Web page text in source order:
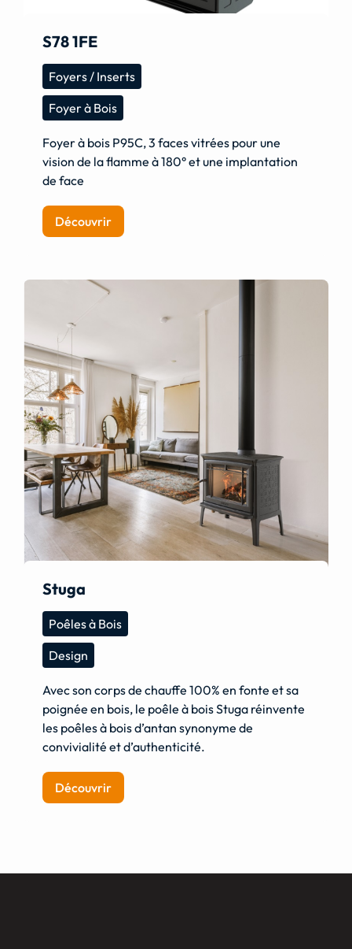
S78 1FE
Foyers / Inserts
Foyer à Bois
Foyer à bois P95C, 3 faces vitrées pour une
vision de la flamme à 180° et une implantation
de face
Découvrir
Stuga
Poêles à Bois
Design
Avec son corps de chauffe 100% en fonte et sa
poignée en bois, le poêle à bois Stuga réinvente
les poêles à bois d’antan synonyme de
convivialité et d’authenticité.
Découvrir